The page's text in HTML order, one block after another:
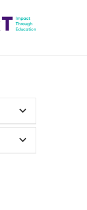
keyboard_arrow_down
keyboard_arrow_down